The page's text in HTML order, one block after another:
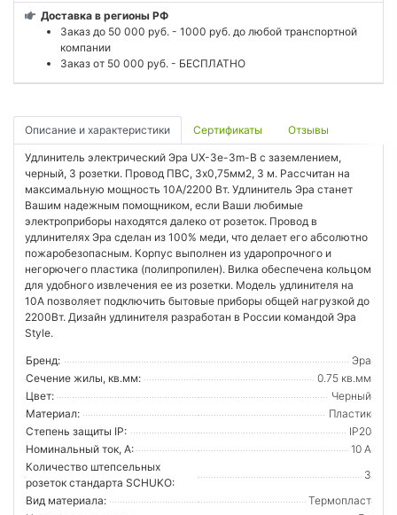
Доставка в регионы РФ
Заказ до 50 000 руб. - 1000 руб. до любой транспортной
компании
Заказ от 50 000 руб. - БЕСПЛАТНО
Описание и характеристики Сертификаты Отзывы
Удлинитель электрический Эра UX-3e-3m-B с заземлением,
черный, 3 розетки. Провод ПВС, 3x0,75мм2, 3 м. Рассчитан на
максимальную мощность 10А/2200 Вт. Удлинитель Эра станет
Вашим надежным помощником, если Ваши любимые
электроприборы находятся далеко от розеток. Провод в
удлинителях Эра сделан из 100% меди, что делает его абсолютно
пожаробезопасным. Корпус выполнен из ударопрочного и
негорючего пластика (полипропилен). Вилка обеспечена кольцом
для удобного извлечения ее из розетки. Модель удлинителя на
10А позволяет подключить бытовые приборы общей нагрузкой до
2200Вт. Дизайн удлинителя разработан в России командой Эра
Style.
Бренд:
Эра
Сечение жилы, кв.мм:
0.75 кв.мм
Цвет:
Черный
Материал:
Пластик
Степень защиты IP:
IP20
Номинальный ток, А:
10 А
Количество штепсельных
розеток стандарта SCHUKO:
3
Вид материала:
Термопласт